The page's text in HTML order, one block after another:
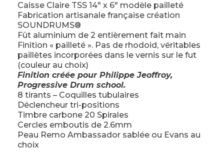
Caisse Claire TSS 14″ x 6″ modèle pailleté
Fabrication artisanale française création
SOUNDRUMS®
Fût aluminium de 2 entièrement fait main
Finition « pailleté ». Pas de rhodoid, véritables
paillètes incorporées dans le vernis sur le fut
(couleur au choix)
Finition créée pour Philippe Jeoffroy,
Progressive Drum school.
8 tirants – Coquilles tubulaires
Déclencheur tri-positions
Timbre carbone 20 Spirales
Cercles emboutis de 2.6mm
Peau Remo Ambassador sablée ou Evans au
choix